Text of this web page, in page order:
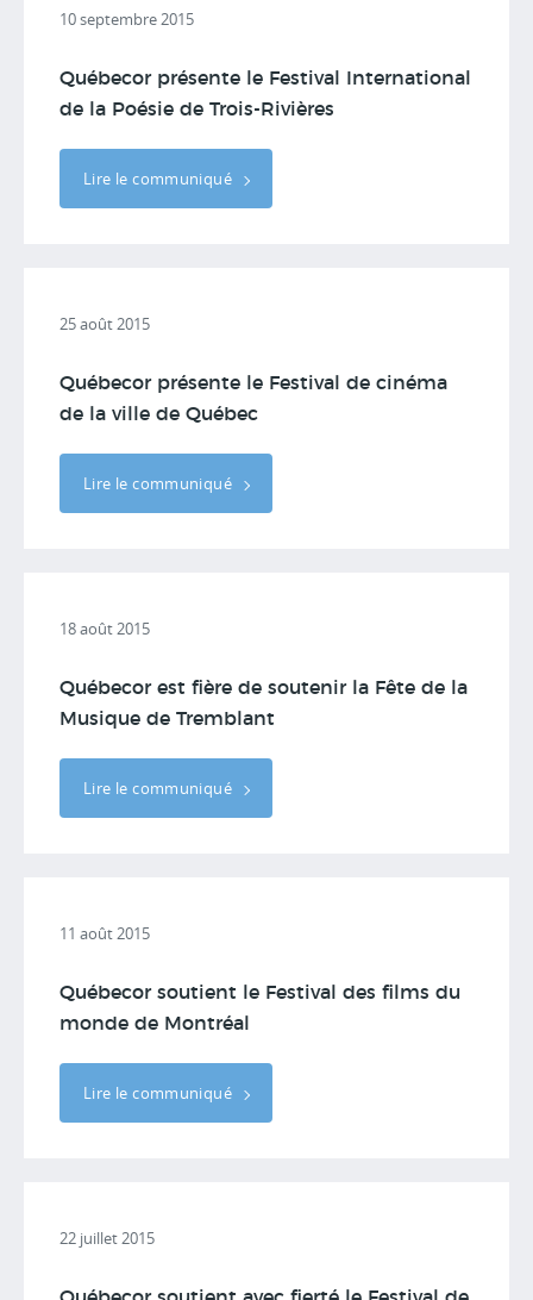
10 septembre 2015
Québecor présente le Festival International
de la Poésie de Trois-Rivières
Lire le communiqué
25 août 2015
Québecor présente le Festival de cinéma
de la ville de Québec
Lire le communiqué
18 août 2015
Québecor est fière de soutenir la Fête de la
Musique de Tremblant
Lire le communiqué
11 août 2015
Québecor soutient le Festival des films du
monde de Montréal
Lire le communiqué
22 juillet 2015